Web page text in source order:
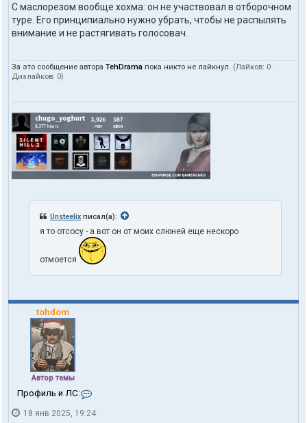
С маслорезом вообще хохма: он не участвовал в отборочном
туре. Его принципиально нужно убрать, чтобы не распылять
внимание и не растягивать голосовач.
За это сообщение автора TehDrama пока никто не лайкнул. (Лайков: 0 ·
Дизлайков: 0)
Unsteelix писал(а):
я то отсосу - а вот он от моих слюней еще нескоро
отмоется
tohdom
Автор темы
Профиль и ЛС:
н
18 янв 2025, 19:24